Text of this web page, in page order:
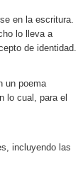
en la escritura.
lo lleva a
de identidad.
un poema
lo cual, para el
incluyendo las